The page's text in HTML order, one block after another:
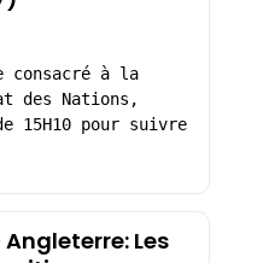
consacré à la
des Nations,
15H10 pour suivre
Les